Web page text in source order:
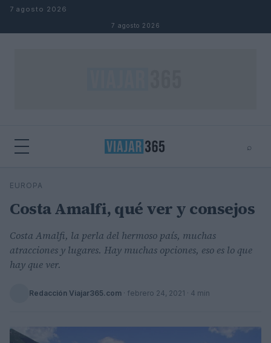
Saltar al contenido
7 agosto 2026
7 agosto 2026
⌕
Buscar
EUROPA
Costa Amalfi, qué ver y consejos
Costa Amalfi, la perla del hermoso país, muchas
atracciones y lugares. Hay muchas opciones, eso es lo que
hay que ver.
Redacción Viajar365.com · febrero 24, 2021 · 4 min